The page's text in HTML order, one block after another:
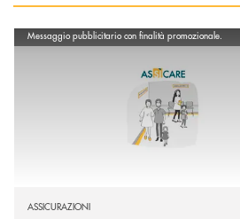
Scopri di più AsSìCare
Messaggio pubblicitario con finalità promozionale.
ASSICURAZIONI